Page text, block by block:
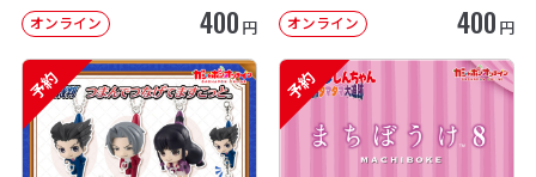
オンライン 400 円 オンライン 400 円
予約 予約